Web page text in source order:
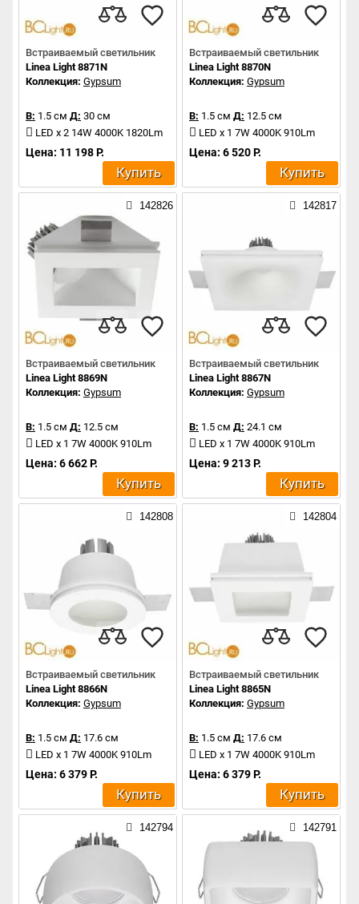
Встраиваемый светильник
Linea Light 8871N
Коллекция: Gypsum
В: 1.5 см Д: 30 см
LED x 2 14W 4000K 1820Lm
Цена: 11 198 Р.
Купить
Встраиваемый светильник
Linea Light 8870N
Коллекция: Gypsum
В: 1.5 см Д: 12.5 см
LED x 1 7W 4000K 910Lm
Цена: 6 520 Р.
Купить
142826
Встраиваемый светильник
Linea Light 8869N
Коллекция: Gypsum
В: 1.5 см Д: 12.5 см
LED x 1 7W 4000K 910Lm
Цена: 6 662 Р.
Купить
142817
Встраиваемый светильник
Linea Light 8867N
Коллекция: Gypsum
В: 1.5 см Д: 24.1 см
LED x 1 7W 4000K 910Lm
Цена: 9 213 Р.
Купить
142808
Встраиваемый светильник
Linea Light 8866N
Коллекция: Gypsum
В: 1.5 см Д: 17.6 см
LED x 1 7W 4000K 910Lm
Цена: 6 379 Р.
Купить
142804
Встраиваемый светильник
Linea Light 8865N
Коллекция: Gypsum
В: 1.5 см Д: 17.6 см
LED x 1 7W 4000K 910Lm
Цена: 6 379 Р.
Купить
142794 142791